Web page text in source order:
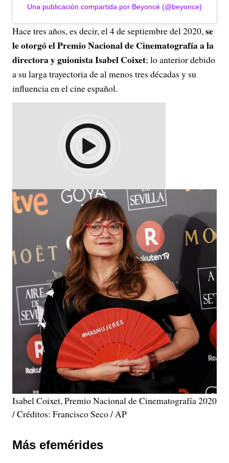
Una publicación compartida por Beyoncé (@beyonce)
Hace tres años, es decir, el 4 de septiembre del 2020,se
le otorgó el Premio Nacional de Cinematografía a la
directora y guionista Isabel Coixet; lo anterior debido
a su larga trayectoria de al menos tres décadas y su
influencia en el cine español.
Isabel Coixet, Premio Nacional de Cinematografía 2020
/ Créditos: Francisco Seco / AP
Más efemérides